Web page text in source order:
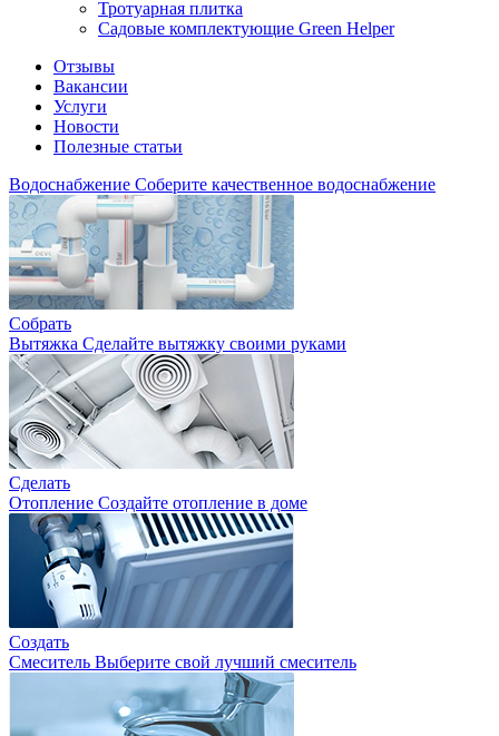
Тротуарная плитка
Садовые комплектующие Green Helper
Отзывы
Вакансии
Услуги
Новости
Полезные статьи
Водоснабжение Соберите качественное водоснабжение
Собрать
Вытяжка Сделайте вытяжку своими руками
Сделать
Отопление Создайте отопление в доме
Создать
Смеситель Выберите свой лучший смеситель